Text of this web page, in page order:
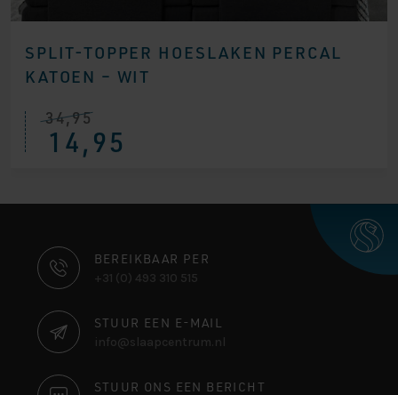
SPLIT-TOPPER HOESLAKEN PERCAL
KATOEN – WIT
34,95
14,95
CONTACT
INFORMATIE
BEREIKBAAR PER
+31 (0) 493 310 515
STUUR EEN E-MAIL
info@slaapcentrum.nl
STUUR ONS EEN BERICHT